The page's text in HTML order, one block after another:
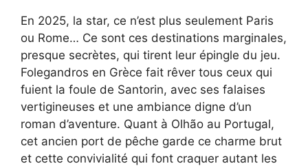
En 2025, la star, ce n’est plus seulement Paris
ou Rome… Ce sont ces destinations marginales,
presque secrètes, qui tirent leur épingle du jeu.
Folegandros en Grèce fait rêver tous ceux qui
fuient la foule de Santorin, avec ses falaises
vertigineuses et une ambiance digne d’un
roman d’aventure. Quant à Olhão au Portugal,
cet ancien port de pêche garde ce charme brut
et cette convivialité qui font craquer autant les